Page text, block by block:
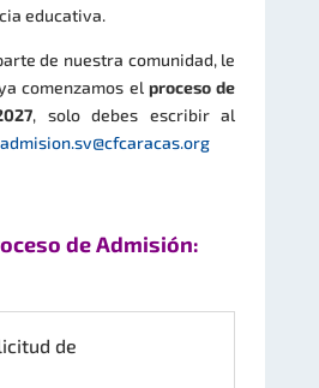
educativa.
de nuestra comunidad, le
comenzamos el proceso de
, solo debes escribir al
admision.sv@cfcaracas.org
de Admisión:
de